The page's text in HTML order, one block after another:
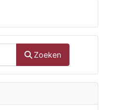
Zoeken